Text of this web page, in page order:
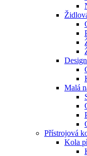
Malá
Přístrojová
Kola